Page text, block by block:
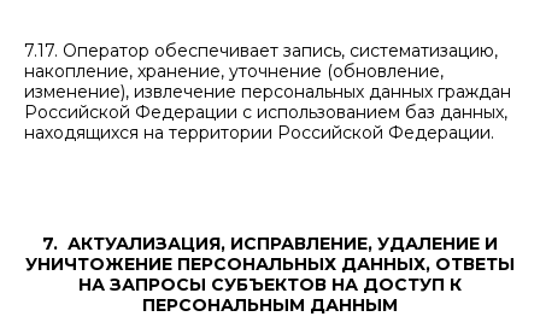
7.17. Оператор обеспечивает запись, систематизацию,
накопление, хранение, уточнение (обновление,
изменение), извлечение персональных данных граждан
Российской Федерации с использованием баз данных,
находящихся на территории Российской Федерации.
7. АКТУАЛИЗАЦИЯ, ИСПРАВЛЕНИЕ, УДАЛЕНИЕ И
УНИЧТОЖЕНИЕ ПЕРСОНАЛЬНЫХ ДАННЫХ, ОТВЕТЫ
НА ЗАПРОСЫ СУБЪЕКТОВ НА ДОСТУП К
ПЕРСОНАЛЬНЫМ ДАННЫМ